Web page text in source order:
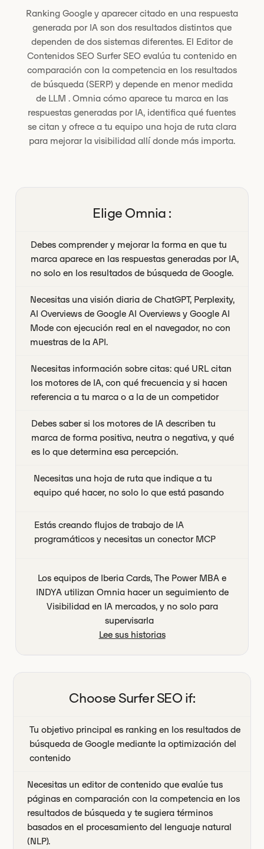
Ranking Google y aparecer citado en una respuesta
generada por IA son dos resultados distintos que
dependen de dos sistemas diferentes. El Editor de
Contenidos SEO Surfer SEO evalúa tu contenido en
comparación con la competencia en los resultados
de búsqueda (SERP) y depende en menor medida
de LLM . Omnia cómo aparece tu marca en las
respuestas generadas por IA, identifica qué fuentes
se citan y ofrece a tu equipo una hoja de ruta clara
para mejorar la visibilidad allí donde más importa.
Elige Omnia :
Debes comprender y mejorar la forma en que tu
marca aparece en las respuestas generadas por IA,
no solo en los resultados de búsqueda de Google.
Necesitas una visión diaria de ChatGPT, Perplexity,
AI Overviews de Google AI Overviews y Google AI
Mode con ejecución real en el navegador, no con
muestras de la API.
Necesitas información sobre citas: qué URL citan
los motores de IA, con qué frecuencia y si hacen
referencia a tu marca o a la de un competidor
Debes saber si los motores de IA describen tu
marca de forma positiva, neutra o negativa, y qué
es lo que determina esa percepción.
Necesitas una hoja de ruta que indique a tu
equipo qué hacer, no solo lo que está pasando
Estás creando flujos de trabajo de IA
programáticos y necesitas un conector MCP
Los equipos de Iberia Cards, The Power MBA e
INDYA utilizan Omnia hacer un seguimiento de
Visibilidad en IA mercados, y no solo para
supervisarla
Lee sus historias
ChooseSurfer SEO if:
Tu objetivo principal es ranking en los resultados de
búsqueda de Google mediante la optimización del
contenido
Necesitas un editor de contenido que evalúe tus
páginas en comparación con la competencia en los
resultados de búsqueda y te sugiera términos
basados en el procesamiento del lenguaje natural
(NLP).